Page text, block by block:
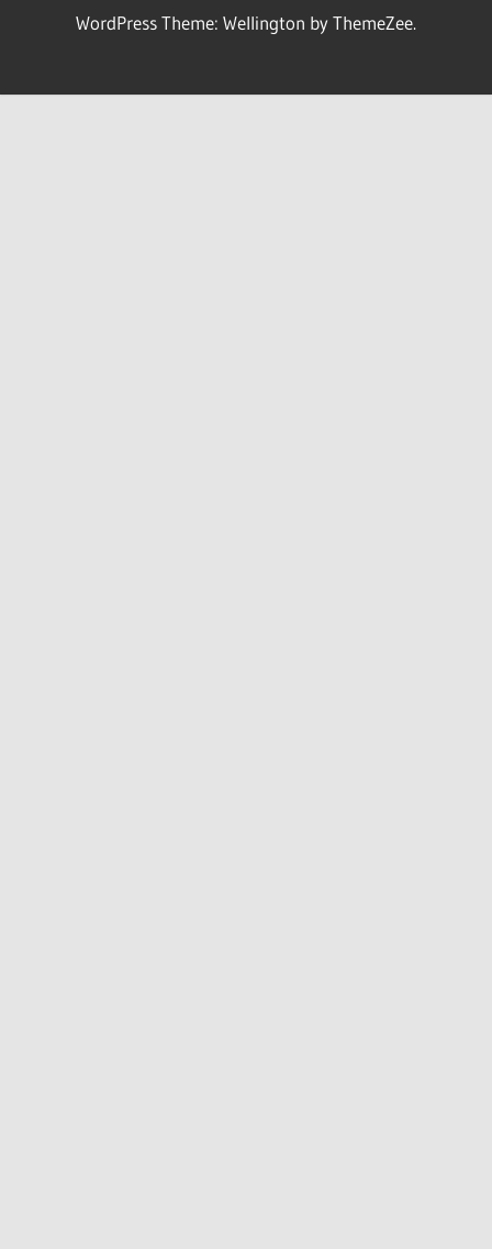
WordPress Theme: Wellington by ThemeZee.